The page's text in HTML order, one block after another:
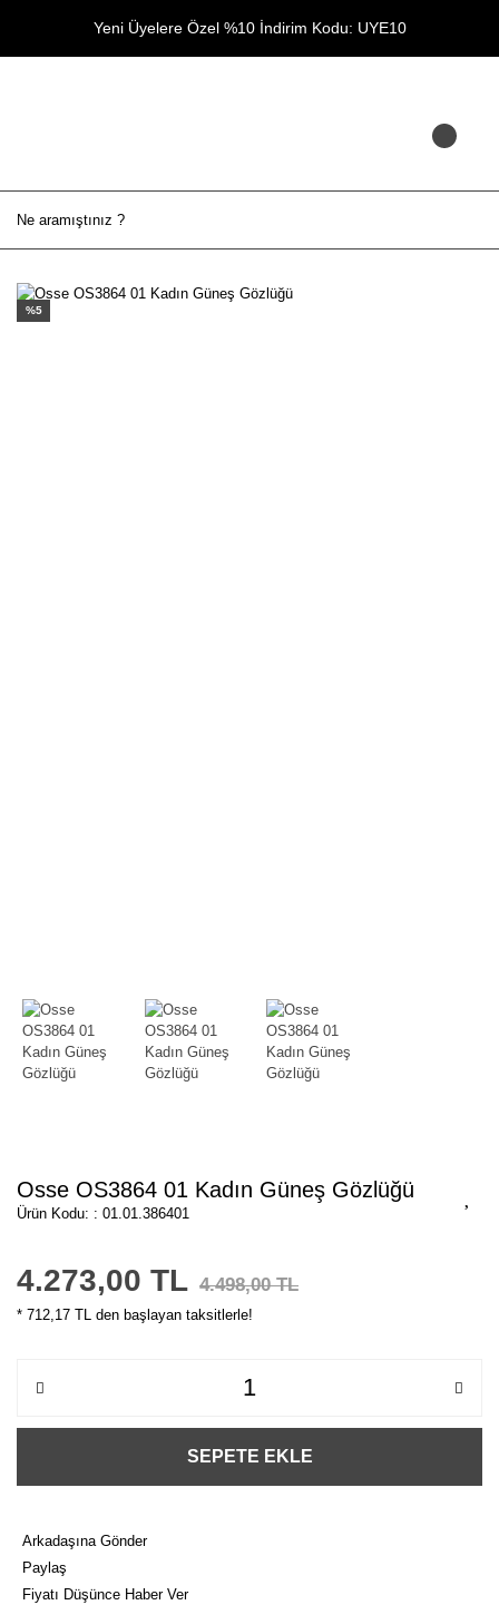
Yeni Üyelere Özel %10 İndirim Kodu: UYE10
%5
Osse OS3864 01 Kadın Güneş Gözlüğü
Ürün Kodu: : 01.01.386401
4.273,00 TL 4.498,00 TL
* 712,17 TL den başlayan taksitlerle!
SEPETE EKLE
Arkadaşına Gönder
Paylaş
Fiyatı Düşünce Haber Ver